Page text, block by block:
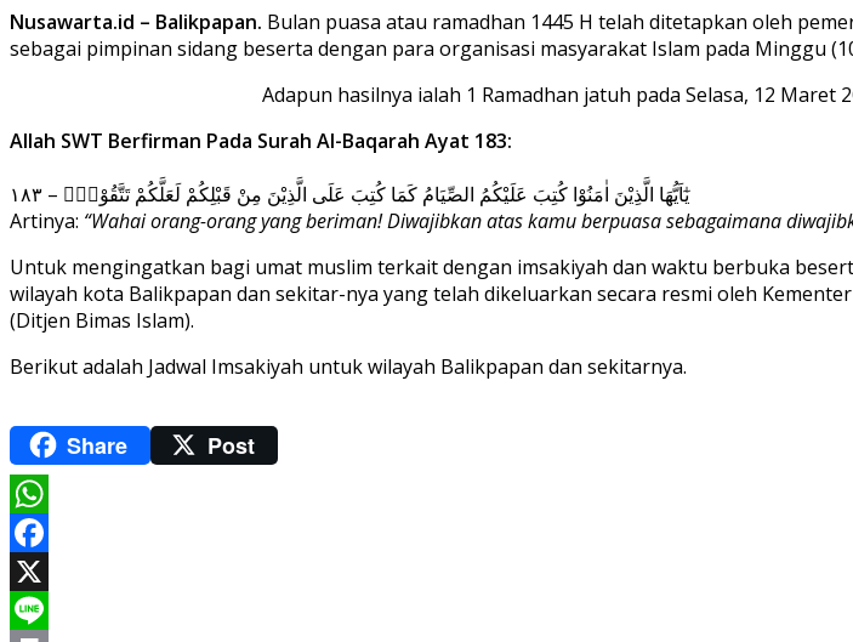
Nusawarta.id – Balikpapan. Bulan puasa atau ramadhan 1445 H telah ditetapkan oleh
sebagai pimpinan sidang beserta dengan para organisasi masyarakat Islam pada Minggu
Adapun hasilnya ialah 1 Ramadhan jatuh pada Selasa, 12
Allah SWT Berfirman Pada Surah Al-Baqarah Ayat 183:
يٰٓاَيُّهَا الَّذِيْنَ اٰمَنُوْا كُتِبَ عَلَيْكُمُ الصِّيَامُ كَمَا كُتِبَ عَلَى الَّذِيْنَ مِنْ قَبْلِكُمْ لَعَلَّكُمْ تَتَّقُوْنَۙ – ١٨٣
Artinya: “Wahai orang-orang yang beriman! Diwajibkan atas kamu berpuasa sebagaimana
Untuk mengingatkan bagi umat muslim terkait dengan imsakiyah dan waktu berbuka
wilayah kota Balikpapan dan sekitar-nya yang telah dikeluarkan secara resmi oleh
(Ditjen Bimas Islam).
Berikut adalah Jadwal Imsakiyah untuk wilayah Balikpapan dan sekitarnya.
Share Post
WhatsApp
Facebook
X